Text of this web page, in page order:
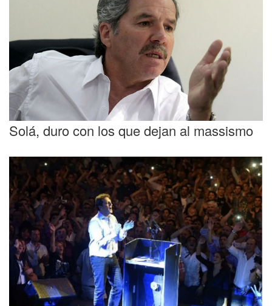
Solá, duro con los que dejan al massismo